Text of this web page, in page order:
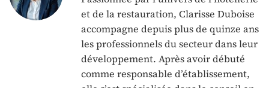
et de la restauration, Clarisse Duboise
accompagne depuis plus de quinze ans
les professionnels du secteur dans leur
développement. Après avoir débuté
comme responsable d’établissement,